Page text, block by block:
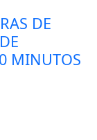
DE
MINUTOS